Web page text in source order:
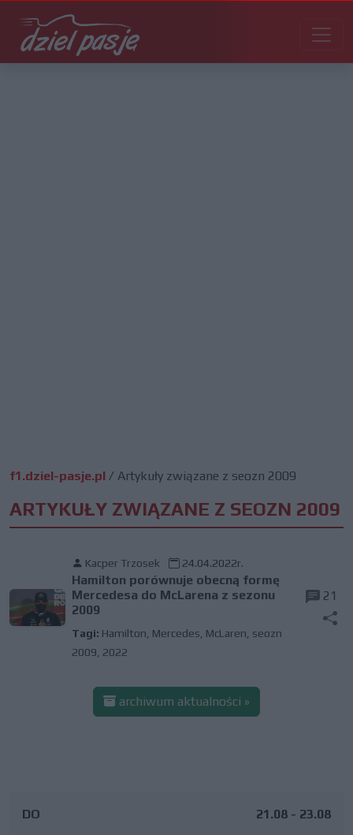
f1.dziel-pasje.pl / Artykuły związane z seozn 2009
ARTYKUŁY ZWIĄZANE Z SEOZN 2009
Kacper Trzosek 24.04.2022r.
Hamilton porównuje obecną formę
Mercedesa do McLarena z sezonu
2009
Tagi: Hamilton Mercedes McLaren seozn
2009 2022
21
archiwum aktualności »
DO 21.08 - 23.08